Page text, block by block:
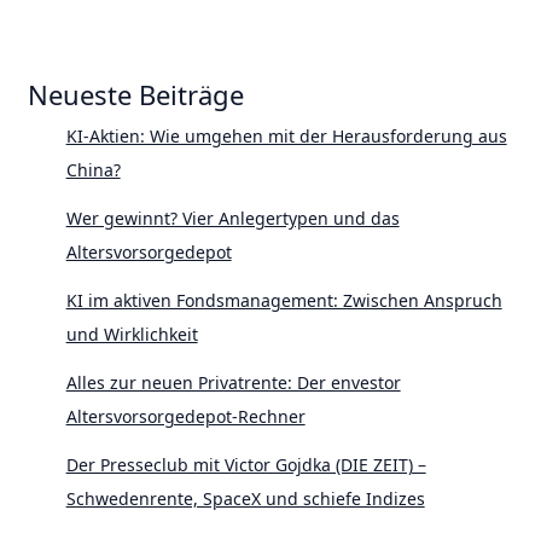
Neueste Beiträge
KI-Aktien: Wie umgehen mit der Herausforderung aus
China?
Wer gewinnt? Vier Anlegertypen und das
Altersvorsorgedepot
KI im aktiven Fondsmanagement: Zwischen Anspruch
und Wirklichkeit
Alles zur neuen Privatrente: Der envestor
Altersvorsorgedepot-Rechner
Der Presseclub mit Victor Gojdka (DIE ZEIT) –
Schwedenrente, SpaceX und schiefe Indizes